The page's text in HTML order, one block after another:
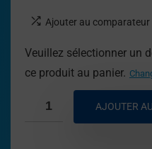
Ajouter au comparateur
Veuillez sélectionner un
ce produit au panier.
AJOUTER